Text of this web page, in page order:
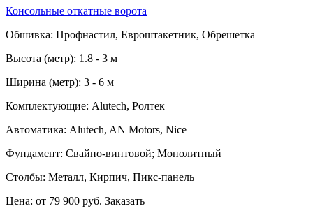
Консольные откатные ворота
Обшивка: Профнастил, Евроштакетник, Обрешетка
Высота (метр): 1.8 - 3 м
Ширина (метр): 3 - 6 м
Комплектующие: Alutech, Ролтек
Автоматика: Alutech, AN Motors, Nice
Фундамент: Свайно-винтовой; Монолитный
Столбы: Металл, Кирпич, Пикс-панель
Цена: от 79 900 руб. Заказать